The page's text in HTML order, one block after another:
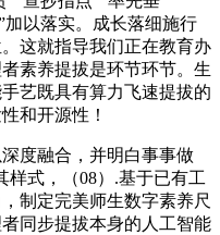
加以落实。成长落细施行
这就指导我们正在教育办
素养提拔是环节环节。生
艺既具有算力飞速提拔的
和开源性！
度融合，并明白事事做
样式，（08）.基于已有工
制定完美师生数字素养尺
同步提拔本身的人工智能